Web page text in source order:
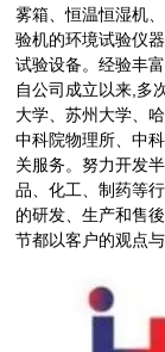
雾箱、恒温恒湿机
验机的环境试验仪
试验设备。经验丰
自公司成立以来,多
大学、苏州大学、
中科院物理所、中
关服务。努力开发
品、化工、制药等
的研发、生产和售
节都以客户的观点